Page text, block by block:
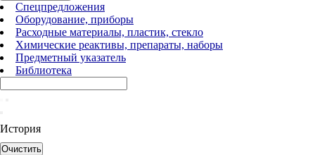
Спецпредложения
Оборудование, приборы
Расходные материалы, пластик, стекло
Химические реактивы, препараты, наборы
Предметный указатель
Библиотека
История
Очистить